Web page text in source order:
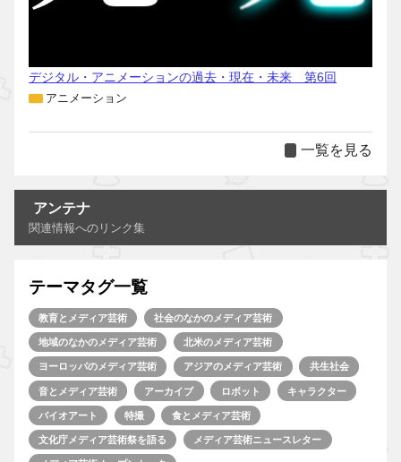
デジタル・アニメーションの過去・現在・未来 第6回
アニメーション
一覧を見る
アンテナ
関連情報へのリンク集
テーマタグ一覧
教育とメディア芸術 社会のなかのメディア芸術
地域のなかのメディア芸術 北米のメディア芸術
ヨーロッパのメディア芸術 アジアのメディア芸術 共生社会
音とメディア芸術 アーカイブ ロボット キャラクター
バイオアート 特撮 食とメディア芸術
文化庁メディア芸術祭を語る メディア芸術ニュースレター